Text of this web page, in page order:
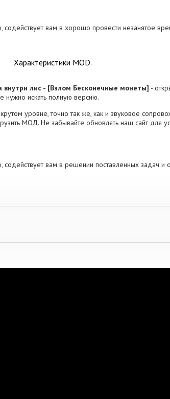
вам в хорошо провести незанятое
Характеристики MOD.
внутри лис - [Взлом Бесконечные монеты] -
нужно искать полную версию.
уровне, точно так же, как и звуковое
МОД. Не забывайте обновлять наш сайт для
вам в решении поставленных задач и